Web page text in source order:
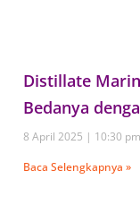
Distillate
Bedanya
8 April 2025
10:30 pm
Baca Selengkapnya »